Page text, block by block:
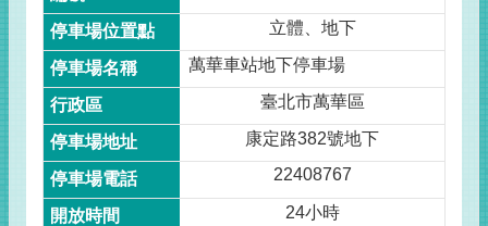
立體、地下
萬華車站地下停車場
臺北市萬華區
康定路382號地下
22408767
24小時